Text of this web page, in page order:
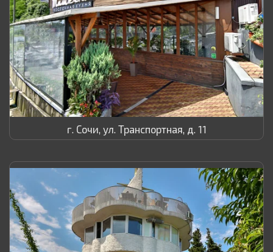
г. Сочи, ул. Транспортная, д. 11